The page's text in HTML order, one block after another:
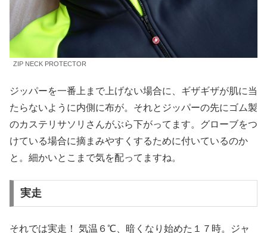
ZIP NECK PROTECTOR
ジッパーを一番上まで上げない場合に、ギザギザが肌に当
たらないように内側に布が。それとジッパーの先にゴム製
のカステリサソリさんがぶら下がってます。グローブをつ
けている場合に摘まみやすくするために付いているのか
と。細かいとこまで気を配ってますね。
実走
それでは実走！ 気温６℃、暗くなり始めた１７時。ジャ